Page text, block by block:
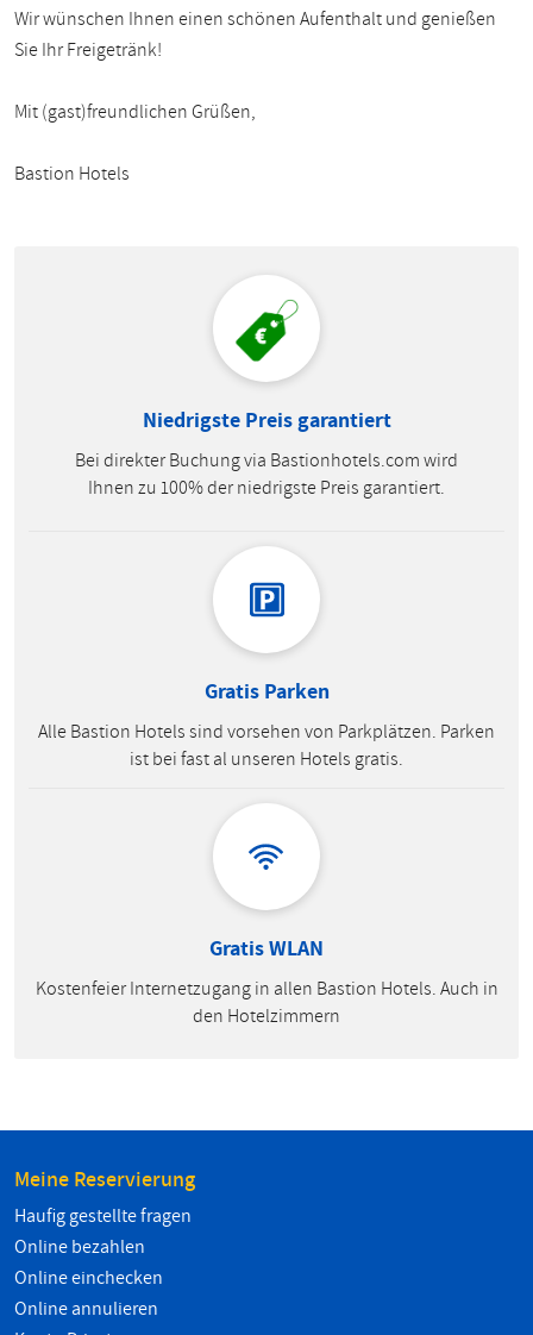
Wir wünschen Ihnen einen schönen Aufenthalt und genießen
Sie Ihr Freigetränk!
Mit (gast)freundlichen Grüßen,
Bastion Hotels
Niedrigste Preis garantiert
Bei direkter Buchung via Bastionhotels.com wird
Ihnen zu 100% der niedrigste Preis garantiert.
Gratis Parken
Alle Bastion Hotels sind vorsehen von Parkplätzen. Parken
ist bei fast al unseren Hotels gratis.
Gratis WLAN
Kostenfeier Internetzugang in allen Bastion Hotels. Auch in
den Hotelzimmern
Meine Reservierung
Haufig gestellte fragen
Online bezahlen
Online einchecken
Online annulieren